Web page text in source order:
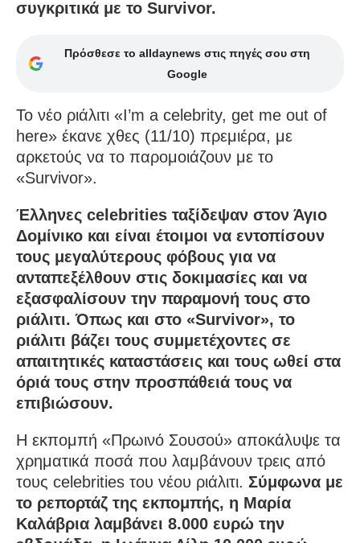
συγκριτικά με το Survivor.
Πρόσθεσε το alldaynews στις πηγές σου στη
Google
Το νέο ριάλιτι «I’m a celebrity, get me out of
here» έκανε χθες (11/10) πρεμιέρα, με
αρκετούς να το παρομοιάζουν με το
«Survivor».
Έλληνες celebrities ταξίδεψαν στον Άγιο
Δομίνικο και είναι έτοιμοι να εντοπίσουν
τους μεγαλύτερους φόβους για να
ανταπεξέλθουν στις δοκιμασίες και να
εξασφαλίσουν την παραμονή τους στο
ριάλιτι. Όπως και στο «Survivor», το
ριάλιτι βάζει τους συμμετέχοντες σε
απαιτητικές καταστάσεις και τους ωθεί στα
όριά τους στην προσπάθειά τους να
επιβιώσουν.
Η εκπομπή «Πρωινό Σουσού» αποκάλυψε τα
χρηματικά ποσά που λαμβάνουν τρεις από
τους celebrities του νέου ριάλιτι. Σύμφωνα με
το ρεπορτάζ της εκπομπής, η Μαρία
Καλάβρια λαμβάνει 8.000 ευρώ την